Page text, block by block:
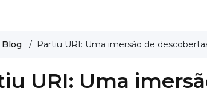
Blog / Partiu URI: Uma imersão de
URI: Uma